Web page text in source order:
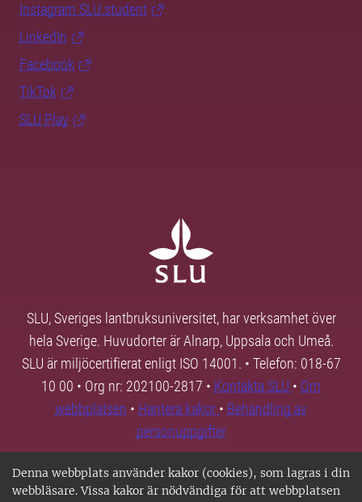
Denna webbplats använder kakor (cookies), som lagras i din
webbläsare. Vissa kakor är nödvändiga för att webbplatsen
Instagram SLU.student
LinkedIn
Facebook
TikTok
SLU Play
SLU, Sveriges lantbruksuniversitet, har verksamhet över
hela Sverige. Huvudorter är Alnarp, Uppsala och Umeå.
SLU är miljöcertifierat enligt ISO 14001. • Telefon: 018-67
10 00 • Org nr: 202100-2817 • Kontakta SLU • Om
webbplatsen • Hantera kakor • Behandling av
personuppgifter